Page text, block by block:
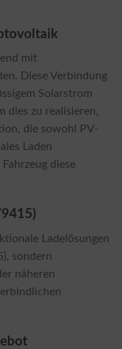
mit
Diese Verbindung
Solarstrom
dies zu realisieren,
die sowohl PV-
Laden
diese
Ladelösungen
sondern
näheren